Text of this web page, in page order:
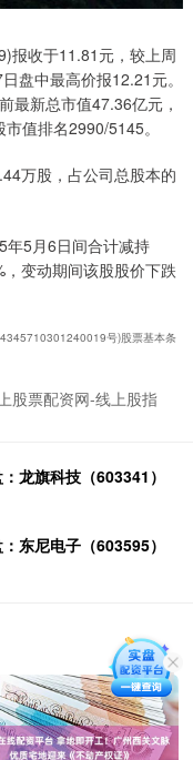
报收于11.81元，较上周
盘中最高价报12.21元。
最新总市值47.36亿元，
值排名2990/5145。
万股，占公司总股本的
年5月6日间合计减持
变动期间该股股价下跌
号)股票基本条
股票配资网-线上股指
龙旗科技（603341）
东尼电子（603595）